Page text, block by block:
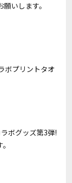
いします。
ボプリントタオ
ボグッズ第3弾!